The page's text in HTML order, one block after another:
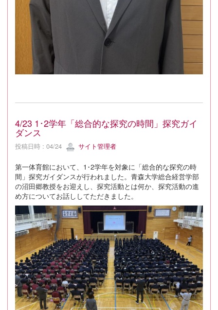
4/23 1･2学年「総合的な探究の時間」探究ガイ
ダンス
投稿日時 : 04/24 サイト管理者
第一体育館において、1･2学年を対象に「総合的な探究の時
間」探究ガイダンスが行われました。青森大学総合経営学部
の沼田郷教授をお迎えし、探究活動とは何か、探究活動の進
め方についてお話ししてただきました。